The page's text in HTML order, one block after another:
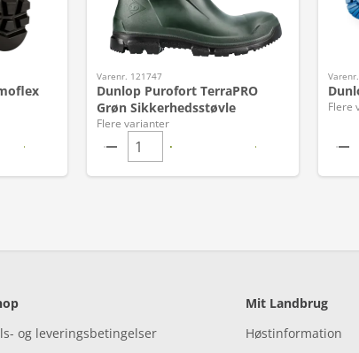
Varenr. 121747
Dunlop Purofort TerraPRO
Grøn Sikkerhedsstøvle
Flere varianter
Flere
og leveringsbetingelser
Mit Landbrug
Høstinformation